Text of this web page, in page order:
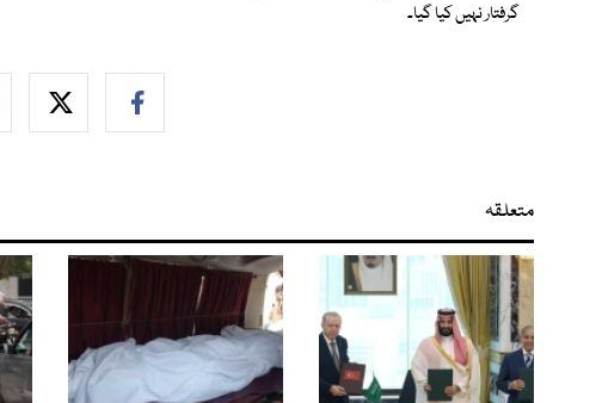
گرفتار نہیں کیا گیا۔
متعلقہ